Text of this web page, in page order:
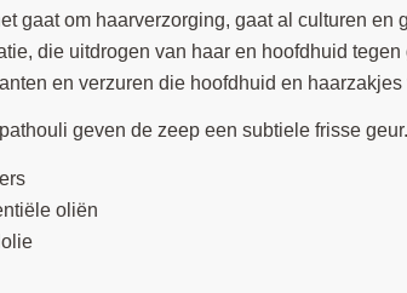
gaat om haarverzorging, gaat al culturen en
die uitdrogen van haar en hoofdhuid tegen
en verzuren die hoofdhuid en haarzakjes
geven de zeep een subtiele frisse geur.
oliën